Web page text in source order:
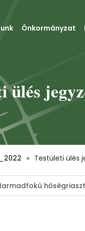
Önkormányzat
ülés
» Testületi ülés